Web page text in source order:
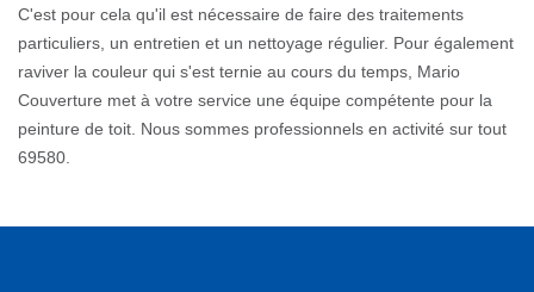
C'est pour cela qu'il est nécessaire de faire des traitements
particuliers, un entretien et un nettoyage régulier. Pour également
raviver la couleur qui s'est ternie au cours du temps, Mario
Couverture met à votre service une équipe compétente pour la
peinture de toit. Nous sommes professionnels en activité sur tout
69580.